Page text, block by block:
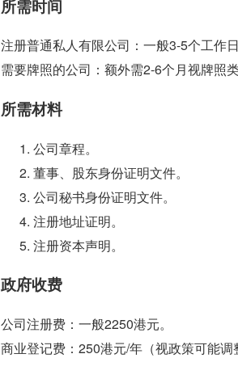
所需时间
注册普通私人有限公司：一般3-5个工作
需要牌照的公司：额外需2-6个月视牌照
所需材料
公司章程。
董事、股东身份证明文件。
公司秘书身份证明文件。
注册地址证明。
注册资本声明。
政府收费
公司注册费：一般2250港元。
商业登记费：250港元/年（视政策可能调